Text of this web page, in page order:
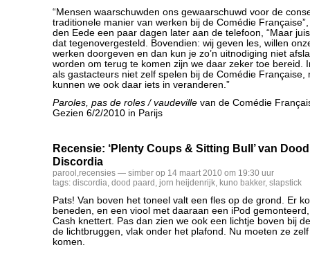
“Mensen waarschuwden ons gewaarschuwd voor de
traditionele manier van werken bij de Comédie
den Eede een paar dagen later aan de telefoon, “Maar
dat tegenovergesteld. Bovendien: wij geven les, willen
werken doorgeven en dan kun je zo’n uitnodiging niet
worden om terug te komen zijn we daar zeker toe bereid.
als gastacteurs niet zelf spelen bij de Comédie Française,
kunnen we ook daar iets in veranderen.”
Paroles, pas de roles / vaudeville van de Comédie
Gezien 6/2/2010 in Parijs
Recensie: ‘Plenty Coups & Sitting Bull’ van
Discordia
parool ,recensies — simber op 14 maart 2010 om 19:30 uur
tags: discordia, dood paard , jorn heijdenrijk, kuno bakker, slapstick
Pats! Van boven het toneel valt een fles op de grond. Er
beneden, en een viool met daaraan een iPod
Cash knettert. Pas dan zien we ook een lichtje boven bij
de lichtbruggen, vlak onder het plafond. Nu moeten ze
komen.